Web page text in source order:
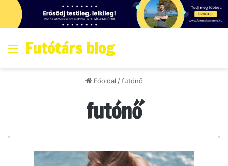
Menő
Futótárs blog
Főoldal / futónő
futónő